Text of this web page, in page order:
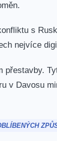
s
nejvíce
přestavby.
v Davosu